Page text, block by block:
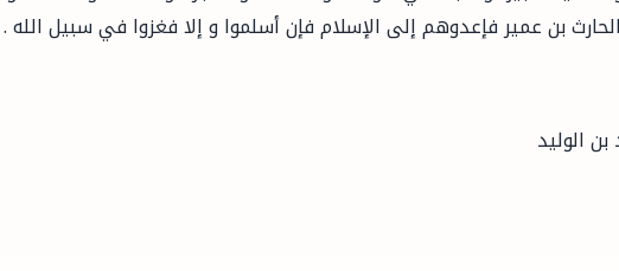
بن عمير فإعدوهم إلى الإسلام فإن أسلموا و إلا فغزوا في سبيل الله .